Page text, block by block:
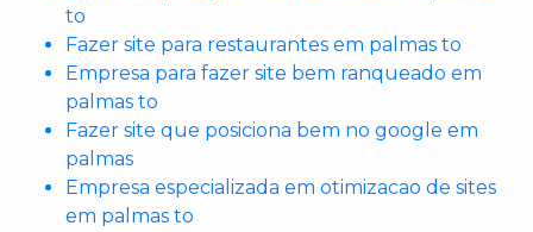
to
Fazer site para restaurantes em palmas to
Empresa para fazer site bem ranqueado em
palmas to
Fazer site que posiciona bem no google em
palmas
Empresa especializada em otimizacao de sites
em palmas to